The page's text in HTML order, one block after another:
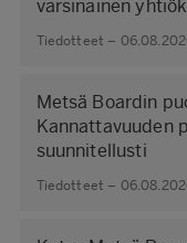
varsinainen
Tiedotteet –
Metsä Boardin
Kannattavuuden
suunnitellusti
Tiedotteet –